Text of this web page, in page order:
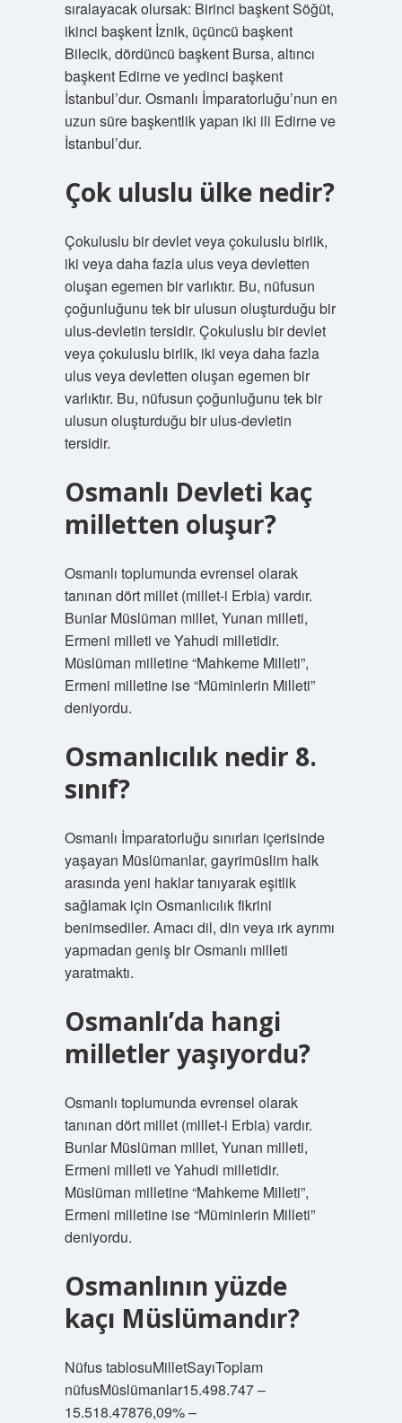
sıralayacak olursak: Birinci başkent Söğüt,
ikinci başkent İznik, üçüncü başkent
Bilecik, dördüncü başkent Bursa, altıncı
başkent Edirne ve yedinci başkent
İstanbul’dur. Osmanlı İmparatorluğu’nun en
uzun süre başkentlik yapan iki ili Edirne ve
İstanbul’dur.
Çok uluslu ülke nedir?
Çokuluslu bir devlet veya çokuluslu birlik,
iki veya daha fazla ulus veya devletten
oluşan egemen bir varlıktır. Bu, nüfusun
çoğunluğunu tek bir ulusun oluşturduğu bir
ulus-devletin tersidir. Çokuluslu bir devlet
veya çokuluslu birlik, iki veya daha fazla
ulus veya devletten oluşan egemen bir
varlıktır. Bu, nüfusun çoğunluğunu tek bir
ulusun oluşturduğu bir ulus-devletin
tersidir.
Osmanlı Devleti kaç
milletten oluşur?
Osmanlı toplumunda evrensel olarak
tanınan dört millet (millet-i Erbia) vardır.
Bunlar Müslüman millet, Yunan milleti,
Ermeni milleti ve Yahudi milletidir.
Müslüman milletine “Mahkeme Milleti”,
Ermeni milletine ise “Müminlerin Milleti”
deniyordu.
Osmanlıcılık nedir 8.
sınıf?
Osmanlı İmparatorluğu sınırları içerisinde
yaşayan Müslümanlar, gayrimüslim halk
arasında yeni haklar tanıyarak eşitlik
sağlamak için Osmanlıcılık fikrini
benimsediler. Amacı dil, din veya ırk ayrımı
yapmadan geniş bir Osmanlı milleti
yaratmaktı.
Osmanlı’da hangi
milletler yaşıyordu?
Osmanlı toplumunda evrensel olarak
tanınan dört millet (millet-i Erbia) vardır.
Bunlar Müslüman millet, Yunan milleti,
Ermeni milleti ve Yahudi milletidir.
Müslüman milletine “Mahkeme Milleti”,
Ermeni milletine ise “Müminlerin Milleti”
deniyordu.
Osmanlının yüzde
kaçı Müslümandır?
Nüfus tablosuMilletSayıToplam
nüfusMüslümanlar15.498.747 –
15.518.47876,09% –